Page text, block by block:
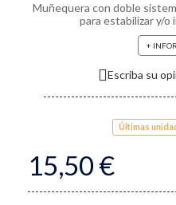
Muñequera con doble
para estabilizar y/o
+
Escriba su
Últimas
15,50 €